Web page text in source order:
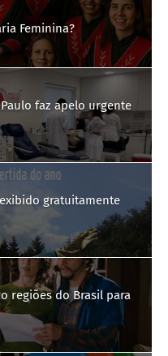
Feminina?
Paulo faz apelo urgente
gratuitamente
regiões do Brasil para